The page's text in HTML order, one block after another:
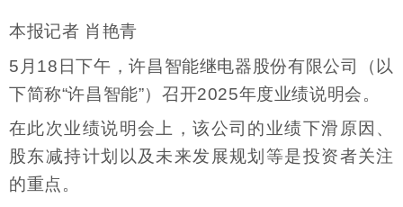
本报记者 肖艳青
5月18日下午，许昌智能继电器股份有限公司（以
下简称“许昌智能”）召开2025年度业绩说明会。
在此次业绩说明会上，该公司的业绩下滑原因、
股东减持计划以及未来发展规划等是投资者关注
的重点。